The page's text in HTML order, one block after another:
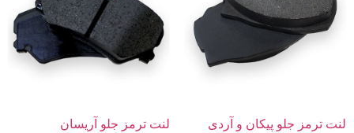
لنت ترمز جلو پیکان و آردی لنت ترمز جلو آریسان